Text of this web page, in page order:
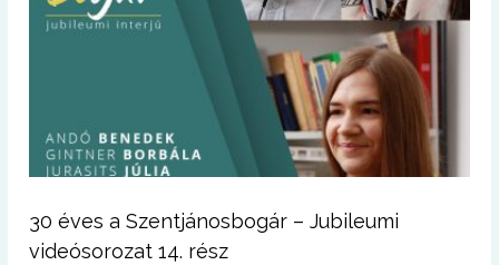
30 éves a Szentjánosbogár – Jubileumi
videósorozat 14. rész